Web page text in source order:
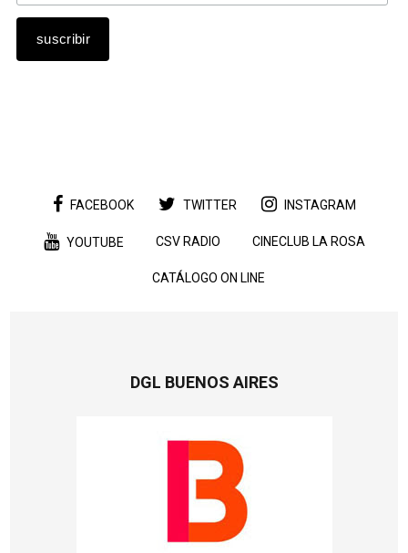
FACEBOOK TWITTER INSTAGRAM
YOUTUBE CSV RADIO CINECLUB LA ROSA
CATÁLOGO ON LINE
DGL BUENOS AIRES